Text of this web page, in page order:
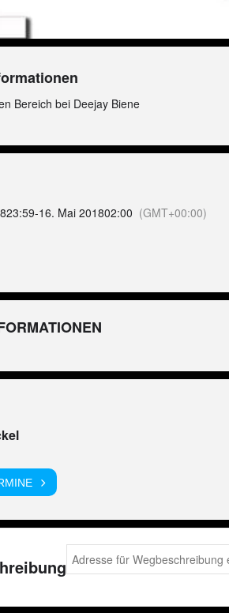
Bereich bei Deejay Biene
23:59-16. Mai 201802:00 (GMT+00:00)
Address - Peter Wackel LIVE im